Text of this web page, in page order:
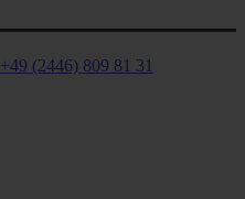
+49 (2446) 809 81 31